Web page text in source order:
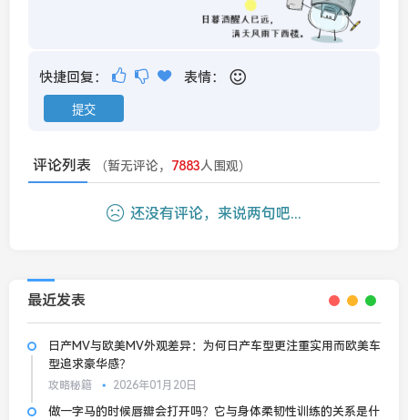
快捷回复： 表情：
评论列表 （暂无评论， 7883人围观）
还没有评论，来说两句吧...
最近发表
日产MV与欧美MV外观差异：为何日产车型更注重实用而欧美车
型追求豪华感？
攻略秘籍 2026年01月20日
做一字马的时候唇瓣会打开吗？它与身体柔韧性训练的关系是什